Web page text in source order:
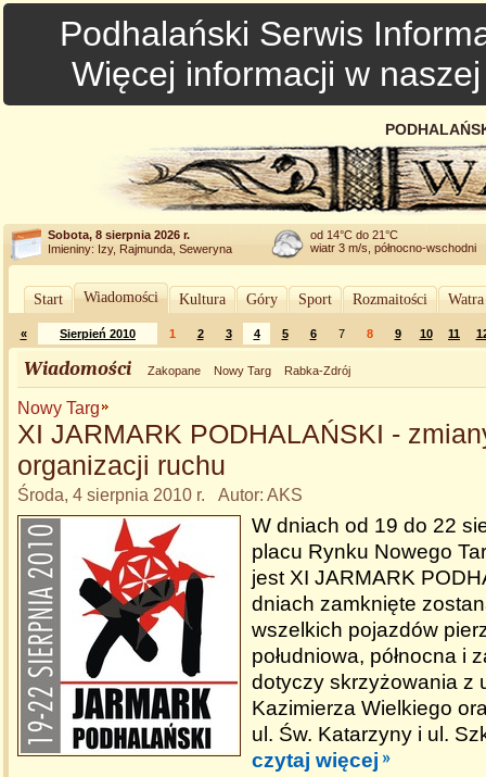
Podhalański Serwis
Więcej informacji w
Sobota, 8 sierpnia 2026 r.
Imieniny: Izy, Rajmunda, Seweryna
od 14°C do 21°C
wiatr 3 m/s, północno-wschodni
Start Wiadomości Kultura Góry Sport Rozmaitości
« Sierpień 2010 1 2 3 4 5 6 7 8 9 10 11
Wiadomości Zakopane Nowy Targ Rabka-Zdrój
Nowy Targ
XI JARMARK PODHALAŃSKI -
organizacji ruchu
Środa, 4 sierpnia 2010 r. Autor: AKS
W dniach od 19 do 22
placu Rynku Nowego
jest XI JARMARK
dniach zamknięte
wszelkich pojazdów
południowa, północna i
dotyczy skrzyżowania z
Kazimierza Wielkiego
ul. Św. Katarzyny i ul.
czytaj więcej